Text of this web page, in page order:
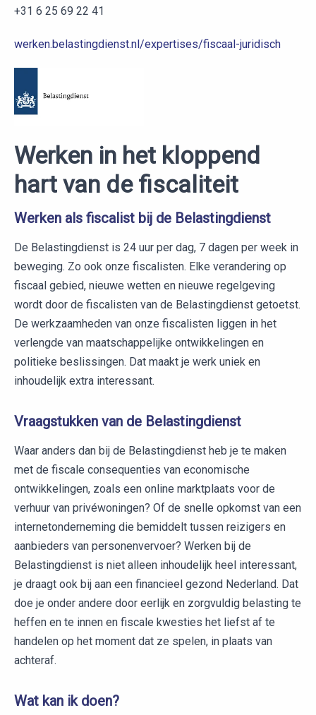
+31 6 25 69 22 41
werken.belastingdienst.nl/expertises/fiscaal-juridisch
Werken in het kloppend
hart van de fiscaliteit
Werken als fiscalist bij de Belastingdienst
De Belastingdienst is 24 uur per dag, 7 dagen per week in
beweging. Zo ook onze fiscalisten. Elke verandering op
fiscaal gebied, nieuwe wetten en nieuwe regelgeving
wordt door de fiscalisten van de Belastingdienst getoetst.
De werkzaamheden van onze fiscalisten liggen in het
verlengde van maatschappelijke ontwikkelingen en
politieke beslissingen. Dat maakt je werk uniek en
inhoudelijk extra interessant.
Vraagstukken van de Belastingdienst
Waar anders dan bij de Belastingdienst heb je te maken
met de fiscale consequenties van economische
ontwikkelingen, zoals een online marktplaats voor de
verhuur van privéwoningen? Of de snelle opkomst van een
internetonderneming die bemiddelt tussen reizigers en
aanbieders van personenvervoer? Werken bij de
Belastingdienst is niet alleen inhoudelijk heel interessant,
je draagt ook bij aan een financieel gezond Nederland. Dat
doe je onder andere door eerlijk en zorgvuldig belasting te
heffen en te innen en fiscale kwesties het liefst af te
handelen op het moment dat ze spelen, in plaats van
achteraf.
Wat kan ik doen?